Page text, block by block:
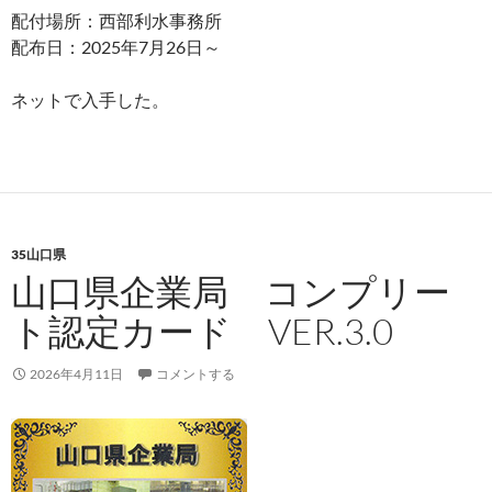
配付場所：西部利水事務所
配布日：2025年7月26日～
ネットで入手した。
35山口県
山口県企業局 コンプリー
ト認定カード VER.3.0
2026年4月11日 コメントする